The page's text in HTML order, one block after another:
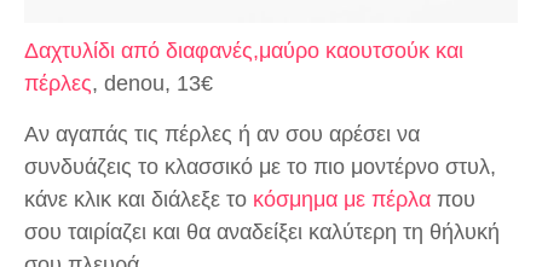
Δαχτυλίδι από διαφανές,μαύρο καουτσούκ και
πέρλες, denou, 13€
Αν αγαπάς τις πέρλες ή αν σου αρέσει να
συνδυάζεις το κλασσικό με το πιο μοντέρνο στυλ,
κάνε κλικ και διάλεξε το κόσμημα με πέρλα που
σου ταιρίαζει και θα αναδείξει καλύτερη τη θήλυκή